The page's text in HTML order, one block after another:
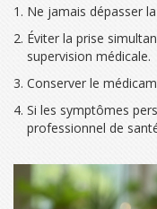
Ne jamais dépasser
Éviter la prise
supervision médicale.
Conserver le
Si les symptômes
professionnel de